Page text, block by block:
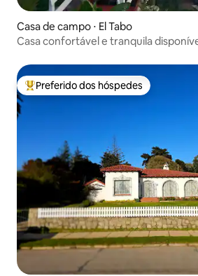
Casa de campo ⋅ El Tabo
Casa confortável e tranquila
Entre os melhores preferidos dos
Preferido dos hóspedes